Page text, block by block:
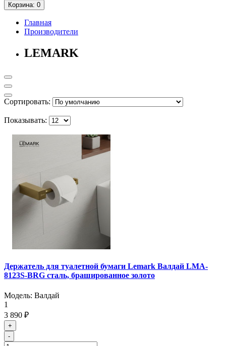
Корзина: 0
Главная
Производители
LEMARK
Сортировать:
Показывать:
Держатель для туалетной бумаги Lemark Валдай LMA-
8123S-BRG сталь, брашированное золото
Модель: Валдай
1
3 890 ₽
+
-